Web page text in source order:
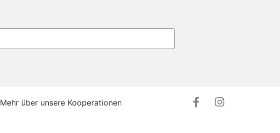
Mehr über unsere Kooperationen